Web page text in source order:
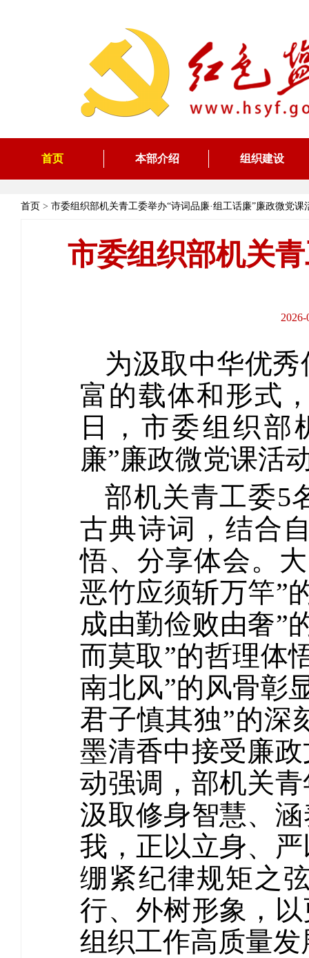
首页 本部介绍 组织建设
首页 > 市委组织部机关青工委举办“诗词品廉·组工话廉”廉政微党课
市委组织部机关
为汲取中华优
富的载体和形式
日，市委组织部
廉”廉政微党课活
部机关青工委5
古典诗词，结合
悟、分享体会。
恶竹应须斩万竿”
成由勤俭败由奢”
而莫取”的哲理体
南北风”的风骨彰
君子慎其独”的深
墨清香中接受廉
动强调，部机关
汲取修身智慧、
我，正以立身、
绷紧纪律规矩之
行、外树形象，
组织工作高质量发